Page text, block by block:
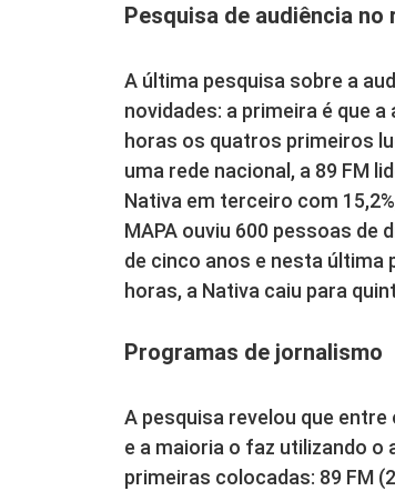
Pesquisa de audiência
A última pesquisa sobre a
novidades: a primeira é que
horas os quatros primeiros
uma rede nacional, a 89 FM
Nativa em terceiro com
MAPA ouviu 600 pessoas de
de cinco anos e nesta última
horas, a Nativa caiu para
Programas de jornalismo
A pesquisa revelou que
e a maioria o faz utilizando o
primeiras colocadas: 89 FM